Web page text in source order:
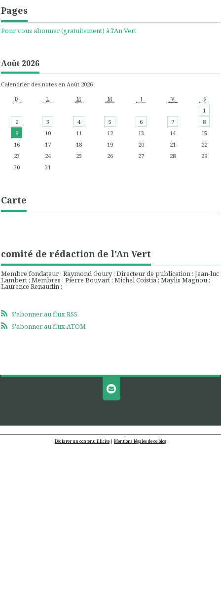
Pages
Pour vous abonner (gratuitement) à l'An Vert
Août 2026
Calendrier des notes en Août 2026
D L M M J V S
1
2
3 4 5 6 7
8
9
10 11 12 13 14
15
16
17 18 19 20 21
22
23
24 25 26 27 28
29
30
31
Carte
comité de rédaction de l'An Vert
Membre fondateur : Raymond Goury ; Directeur de publication : Jean-luc
Lambert ; Membres : Pierre Bouvart ; Michel Coistia ; Maylis Magnou ;
Laurence Renaudin ;
S'abonner au flux RSS
S'abonner au flux ATOM
Déclarer un contenu illicite | Mentions légales de ce blog